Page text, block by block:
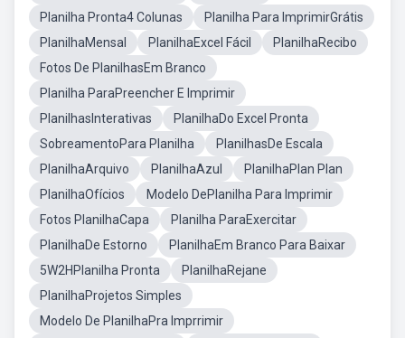
Planilha Pronta4 Colunas
Planilha Para ImprimirGrátis
PlanilhaMensal
PlanilhaExcel Fácil
PlanilhaRecibo
Fotos De PlanilhasEm Branco
Planilha ParaPreencher E Imprimir
PlanilhasInterativas
PlanilhaDo Excel Pronta
SobreamentoPara Planilha
PlanilhasDe Escala
PlanilhaArquivo
PlanilhaAzul
PlanilhaPlan Plan
PlanilhaOfícios
Modelo DePlanilha Para Imprimir
Fotos PlanilhaCapa
Planilha ParaExercitar
PlanilhaDe Estorno
PlanilhaEm Branco Para Baixar
5W2HPlanilha Pronta
PlanilhaRejane
PlanilhaProjetos Simples
Modelo De PlanilhaPra Imprrimir